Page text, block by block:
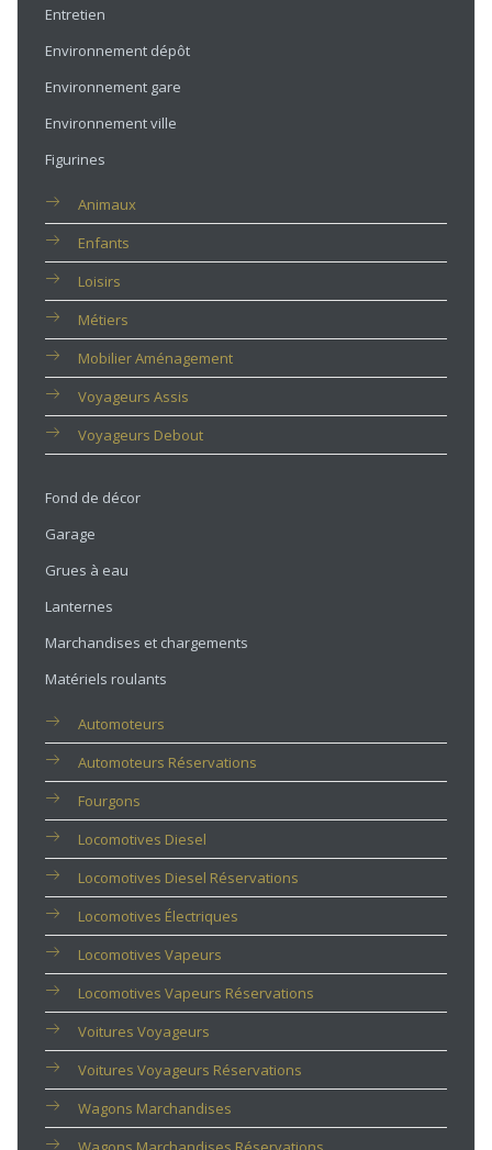
Entretien
Environnement dépôt
Environnement gare
Environnement ville
Figurines
Animaux
Enfants
Loisirs
Métiers
Mobilier Aménagement
Voyageurs Assis
Voyageurs Debout
Fond de décor
Garage
Grues à eau
Lanternes
Marchandises et chargements
Matériels roulants
Automoteurs
Automoteurs Réservations
Fourgons
Locomotives Diesel
Locomotives Diesel Réservations
Locomotives Électriques
Locomotives Vapeurs
Locomotives Vapeurs Réservations
Voitures Voyageurs
Voitures Voyageurs Réservations
Wagons Marchandises